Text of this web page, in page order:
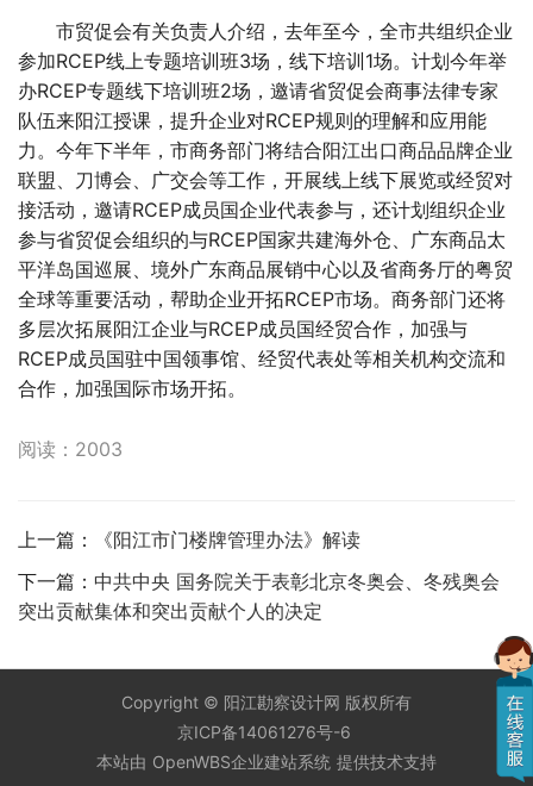
市贸促会有关负责人介绍，去年至今，全市共组织企业
参加RCEP线上专题培训班3场，线下培训1场。计划今年举
办RCEP专题线下培训班2场，邀请省贸促会商事法律专家
队伍来阳江授课，提升企业对RCEP规则的理解和应用能
力。今年下半年，市商务部门将结合阳江出口商品品牌企业
联盟、刀博会、广交会等工作，开展线上线下展览或经贸对
接活动，邀请RCEP成员国企业代表参与，还计划组织企业
参与省贸促会组织的与RCEP国家共建海外仓、广东商品太
平洋岛国巡展、境外广东商品展销中心以及省商务厅的粤贸
全球等重要活动，帮助企业开拓RCEP市场。商务部门还将
多层次拓展阳江企业与RCEP成员国经贸合作，加强与
RCEP成员国驻中国领事馆、经贸代表处等相关机构交流和
合作，加强国际市场开拓。
阅读：2003
上一篇：
《阳江市门楼牌管理办法》解读
下一篇： 中共中央 国务院关于表彰北京冬奥会、冬残奥会
突出贡献集体和突出贡献个人的决定
Copyright © 阳江勘察设计网 版权所有
京ICP备14061276号-6
本站由 OpenWBS企业建站系统 提供技术支持